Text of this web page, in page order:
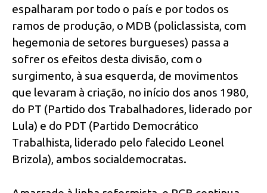
espalharam por todo o país e por todos os
ramos de produção, o MDB (policlassista, com
hegemonia de setores burgueses) passa a
sofrer os efeitos desta divisão, com o
surgimento, à sua esquerda, de movimentos
que levaram à criação, no início dos anos 1980,
do PT (Partido dos Trabalhadores, liderado por
Lula) e do PDT (Partido Democrático
Trabalhista, liderado pelo falecido Leonel
Brizola), ambos socialdemocratas.